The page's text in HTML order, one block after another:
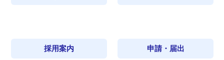
採用案内 申請・届出